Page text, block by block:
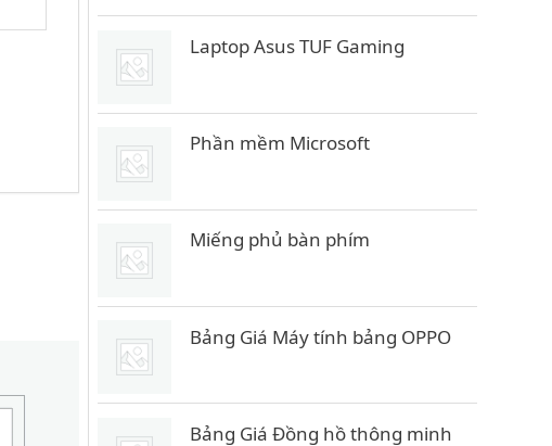
Laptop Asus TUF Gaming
Phần mềm Microsoft
Miếng phủ bàn phím
Bảng Giá Máy tính bảng OPPO
Bảng Giá Đồng hồ thông minh